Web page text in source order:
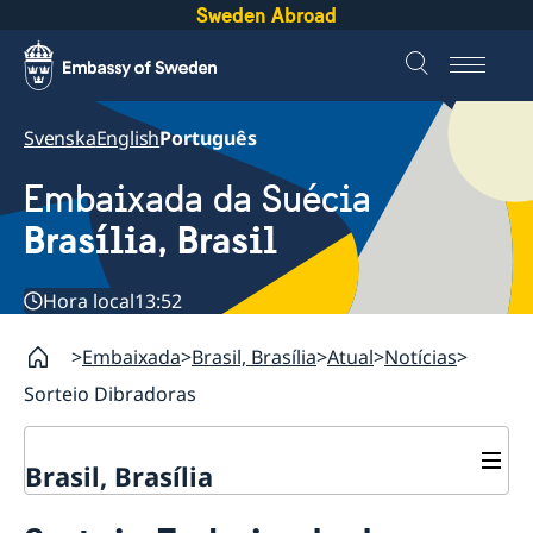
Sweden Abroad
SvenskaEnglishPortuguês
Embaixada da Suécia
Brasília, Brasil
Hora local13:52
Embaixada Brasil, Brasília Atual Notícias
Sorteio Dibradoras
Brasil, Brasília